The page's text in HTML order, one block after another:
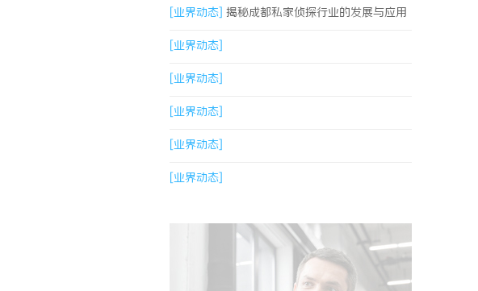
[业界动态] 揭秘成都私家侦探行业的发展与应用
现状全解析
[业界动态]
[业界动态]
[业界动态]
[业界动态]
[业界动态]